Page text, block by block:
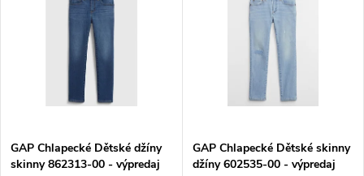
e
Abecedne
s
GAP Chlapecké Dětské džíny
skinny 862313-00 - výpredaj
GAP Chlapecké Dětské skinny
džíny 602535-00 - výpredaj